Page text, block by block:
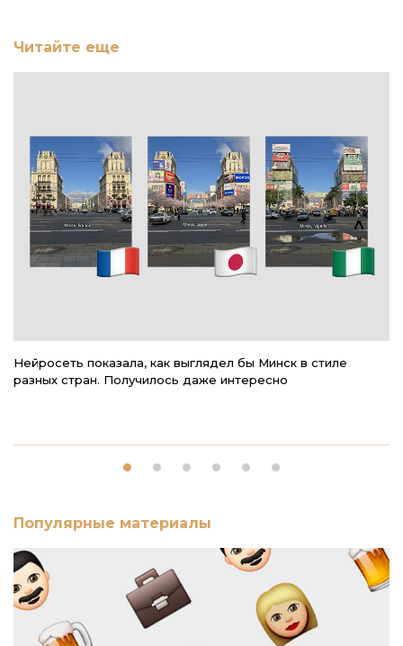
Читайте еще
Нейросеть показала, как выглядел бы Минск в стиле
разных стран. Получилось даже интересно
Популярные материалы